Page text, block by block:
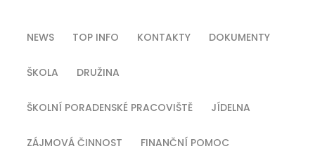
NEWS TOP INFO KONTAKTY DOKUMENTY
ŠKOLA DRUŽINA
ŠKOLNÍ PORADENSKÉ PRACOVIŠTĚ JÍDELNA
ZÁJMOVÁ ČINNOST FINANČNÍ POMOC